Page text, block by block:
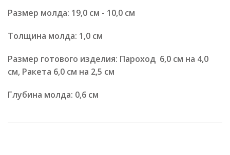
Размер молда: 19,0 см - 10,0 см
Толщина молда: 1,0 см
Размер готового изделия: Пароход 6,0 см на 4,0
см, Ракета 6,0 см на 2,5 см
Глубина молда: 0,6 см